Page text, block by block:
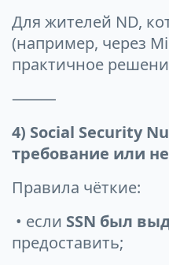
Для жителей ND,
(например, через
практичное
⸻
4) Social Security
требование или
Правила чёткие:
• если SSN был
предоставить;